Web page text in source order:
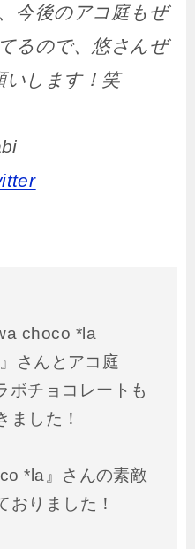
今後のアコ庭もぜ
るので、悠さんぜ
いします！笑
choco *la
さんとアコ庭
ボチョコレートも
ました！
*la』さんの素敵
おりました！